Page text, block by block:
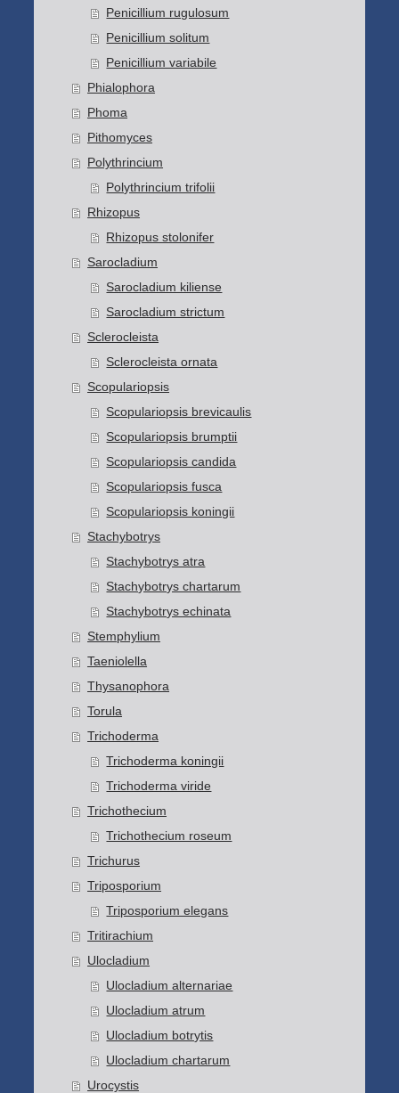
Penicillium rugulosum
Penicillium solitum
Penicillium variabile
Phialophora
Phoma
Pithomyces
Polythrincium
Polythrincium trifolii
Rhizopus
Rhizopus stolonifer
Sarocladium
Sarocladium kiliense
Sarocladium strictum
Sclerocleista
Sclerocleista ornata
Scopulariopsis
Scopulariopsis brevicaulis
Scopulariopsis brumptii
Scopulariopsis candida
Scopulariopsis fusca
Scopulariopsis koningii
Stachybotrys
Stachybotrys atra
Stachybotrys chartarum
Stachybotrys echinata
Stemphylium
Taeniolella
Thysanophora
Torula
Trichoderma
Trichoderma koningii
Trichoderma viride
Trichothecium
Trichothecium roseum
Trichurus
Triposporium
Triposporium elegans
Tritirachium
Ulocladium
Ulocladium alternariae
Ulocladium atrum
Ulocladium botrytis
Ulocladium chartarum
Urocystis